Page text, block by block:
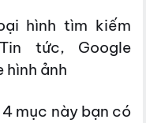
hình tìm kiếm
tức, Google
hình ảnh
mục này bạn có